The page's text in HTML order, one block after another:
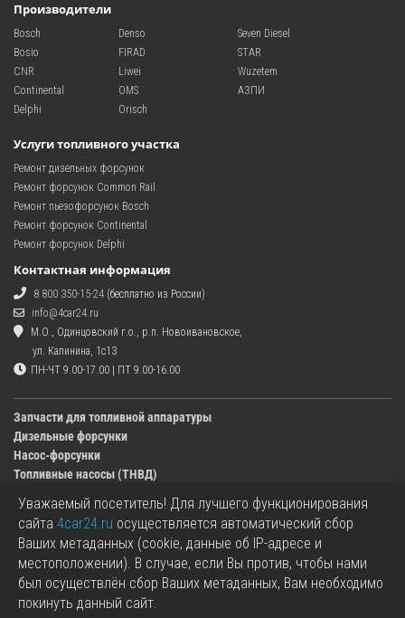
Производители
Bosch
Bosio
CNR
Continental
Delphi
Denso
FIRAD
Liwei
OMS
Orisch
Seven Diesel
STAR
Wuzetem
АЗПИ
Услуги топливного участка
Ремонт дизельных форсунок
Ремонт форсунок Common Rail
Ремонт пьезофорсунок Bosch
Ремонт форсунок Continental
Ремонт форсунок Delphi
Контактная информация
8 800 350-15-24 (бесплатно из России)
info@4car24.ru
М.О., Одинцовский г.о., р.п. Новоивановское,
ул. Калинина, 1с13
ПН-ЧТ 9.00-17.00 | ПТ 9.00-16.00
Запчасти для топливной аппаратуры
Дизельные форсунки
Насос-форсунки
Топливные насосы (ТНВД)
Изображения деталей, представленных в каталоге на сайте, могут отличаться от
оригиналов.
Информация о цене запчасти, указанная в каталоге на сайте, может отличаться от
фактической к моменту оформления заказа.
Все используемые товарные знаки являются собственностью их владельцев.
Названия марок, бренды и логотипы используются исключительно в
Уважаемый посетитель! Для лучшего функционирования
сайта 4car24.ru осуществляется автоматический сбор
Ваших метаданных (cookie, данные об IP-адресе и
местоположении). В случае, если Вы против, чтобы нами
был осуществлён сбор Ваших метаданных, Вам необходимо
покинуть данный сайт.